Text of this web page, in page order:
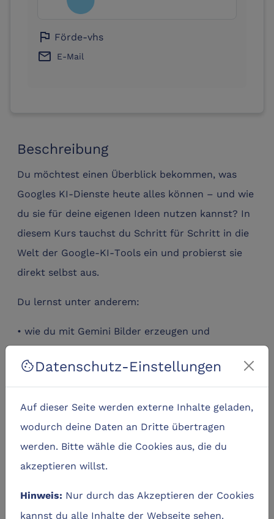
cookieDatenschutz-Einstellungen
Auf dieser Seite werden externe Inhalte geladen,
wodurch deine Daten an Dritte übertragen
werden. Bitte wähle die Cookies aus, die du
akzeptieren willst.
Hinweis: Nur durch das Akzeptieren der Cookies
kannst du alle Inhalte der Webseite sehen.
Beschreibung
Du möchtest einen Überblick bekommen, was
Googles KI-Dienste heute alles können – und wie
du sie für deine eigenen Ideen nutzen kannst? In
diesem Kurs tauchst du Schritt für Schritt in die
Welt der Google-KI-Tools ein und probierst sie
direkt selbst aus.
Du lernst unter anderem:
• wie du mit Gemini Bilder erzeugen und
bearbeiten kannst
• wie Deep Research dich bei der Recherche
unterstützt
und daraus z.B. Zusammenfassungen,
flag Förde-vhs
email E-Mail